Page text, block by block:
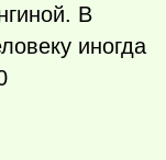
В
иногда